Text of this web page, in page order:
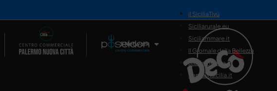
Il Network
il SiciliaTivù
Siciliarurale.eu
Siciliammare.it
Il Giornale della Bellezza
Siciliamedica.it
Sanitainsicilia.it